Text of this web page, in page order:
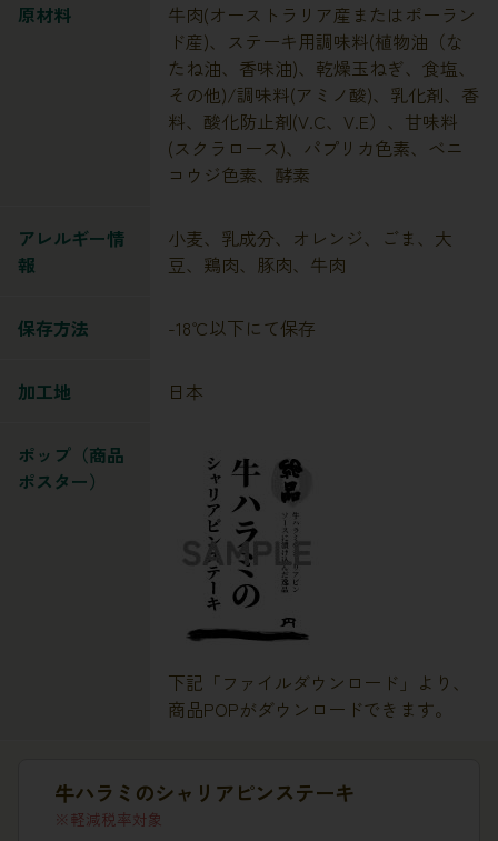
原材料
牛肉(オーストラリア産またはポーラン
ド産)、ステーキ用調味料(植物油（な
たね油、香味油)、乾燥玉ねぎ、食塩、
その他)/調味料(アミノ酸)、乳化剤、香
料、酸化防止剤(V.C、V.E）、甘味料
(スクラロース)、パプリカ色素、ベニ
コウジ色素、酵素
アレルギー情
報
小麦、乳成分、オレンジ、ごま、大
豆、鶏肉、豚肉、牛肉
保存方法 -18℃以下にて保存
加工地 日本
ポップ（商品
ポスター）
下記「ファイルダウンロード」より、
商品POPがダウンロードできます。
牛ハラミのシャリアピンステーキ
軽減税率対象